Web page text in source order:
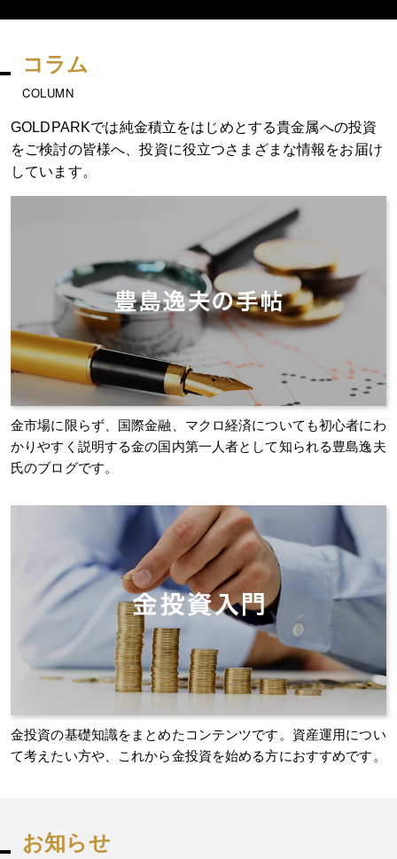
コラム
COLUMN
GOLDPARKでは純金積立をはじめとする貴金属への投資
をご検討の皆様へ、投資に役立つさまざまな情報をお届け
しています。
金市場に限らず、国際金融、マクロ経済についても初心者にわ
かりやすく説明する金の国内第一人者として知られる豊島逸夫
氏のブログです。
金投資の基礎知識をまとめたコンテンツです。資産運用につい
て考えたい方や、これから金投資を始める方におすすめです。
お知らせ